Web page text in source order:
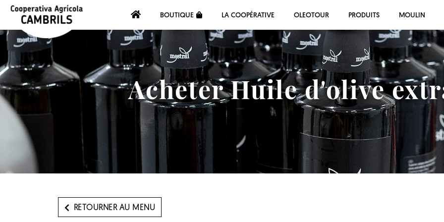
BOUTIQUE LA COOPÉRATIVE OLEOTOUR PRODUITS MOULIN
Acheter Huile d'olive
RETOURNER AU MENU